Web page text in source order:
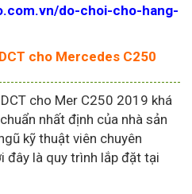
do-choi-cho-hang-
cho Mercedes C250
cho Mer C250 2019 khá
nhất định của nhà sản
kỹ thuật viên chuyên
đây là quy trình lắp đặt tại